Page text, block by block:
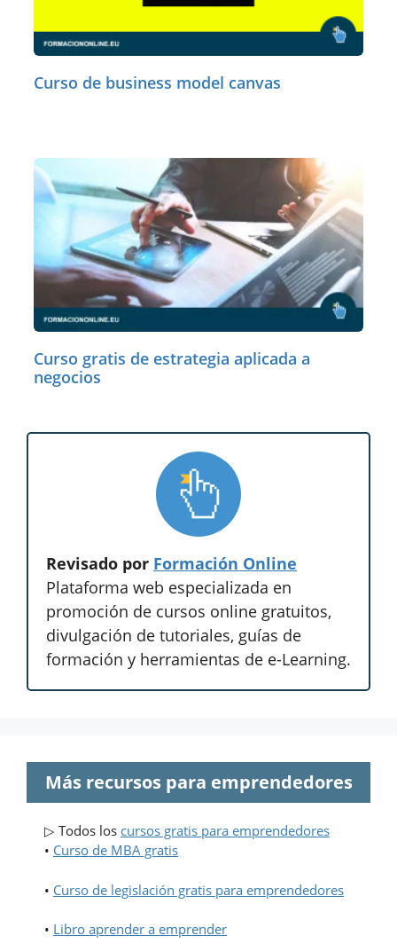
Curso de business model canvas
Curso gratis de estrategia aplicada a
negocios
Revisado por Formación Online
Plataforma web especializada en
promoción de cursos online gratuitos,
divulgación de tutoriales, guías de
formación y herramientas de e-Learning.
Más recursos para emprendedores
▷ Todos los cursos gratis para emprendedores
• Curso de MBA gratis
• Curso de legislación gratis para emprendedores
• Libro aprender a emprender